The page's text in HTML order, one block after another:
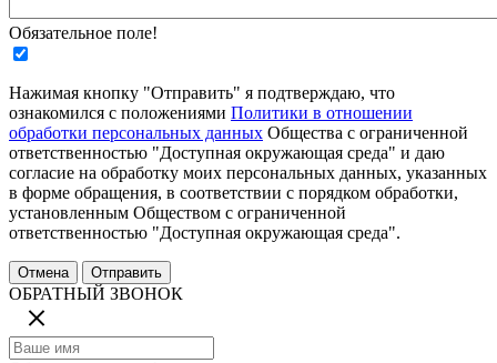
Обязательное поле!
Нажимая кнопку "Отправить" я подтверждаю, что
ознакомился с положениями Политики в отношении
обработки персональных данных Общества с ограниченной
ответственностью "Доступная окружающая среда" и даю
согласие на обработку моих персональных данных, указанных
в форме обращения, в соответствии с порядком обработки,
установленным Обществом с ограниченной
ответственностью "Доступная окружающая среда".
ОБРАТНЫЙ ЗВОНОК